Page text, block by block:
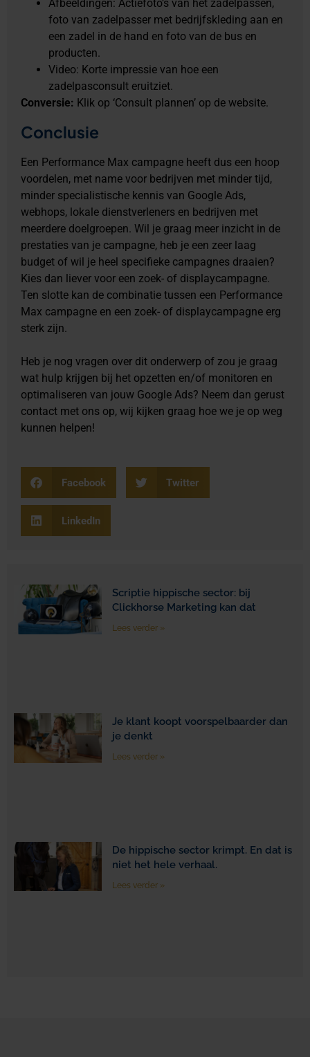
Afbeeldingen: Actiefoto’s van het zadelpassen,
foto van zadelpasser met bedrijfskleding aan en
een zadel in de hand en foto van de bus en
producten.
Video: Korte impressie van hoe een
zadelpasconsult eruitziet.
Conversie: Klik op ‘Consult plannen’ op de website.
Conclusie
Een Performance Max campagne heeft dus een hoop
voordelen, met name voor bedrijven met minder tijd,
minder specialistische kennis van Google Ads,
webhops, lokale dienstverleners en bedrijven met
meerdere doelgroepen. Wil je graag meer inzicht in de
prestaties van je campagne, heb je een zeer laag
budget of wil je heel specifieke campagnes draaien?
Kies dan liever voor een zoek- of displaycampagne.
Ten slotte kan de combinatie tussen een Performance
Max campagne en een zoek- of displaycampagne erg
sterk zijn.
Heb je nog vragen over dit onderwerp of zou je graag
wat hulp krijgen bij het opzetten en/of monitoren en
optimaliseren van jouw Google Ads? Neem dan gerust
contact met ons op, wij kijken graag hoe we je op weg
kunnen helpen!
Facebook Twitter
LinkedIn
Scriptie hippische sector: bij
Clickhorse Marketing kan dat
Lees verder »
Je klant koopt voorspelbaarder dan
je denkt
Lees verder »
De hippische sector krimpt. En dat is
niet het hele verhaal.
Lees verder »